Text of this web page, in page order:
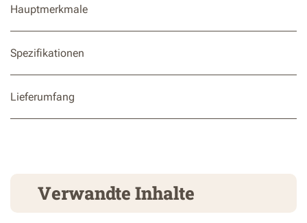
Hauptmerkmale
Spezifikationen
Lieferumfang
Verwandte Inhalte